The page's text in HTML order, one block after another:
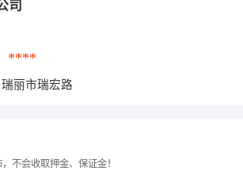
司
****
瑞丽市瑞宏路
不会收取押金、保证金！